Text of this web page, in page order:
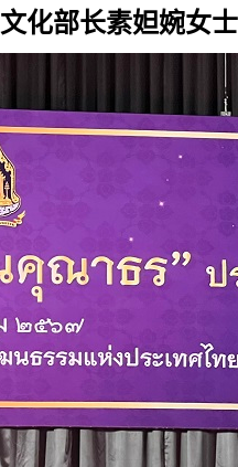
文化部长素妲婉女